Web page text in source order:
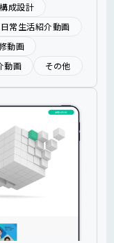
成設計
常生活紹介動画
動画
動画
その他